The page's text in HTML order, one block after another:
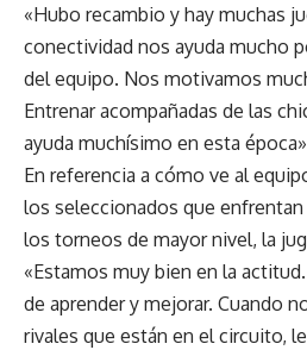
«Hubo recambio y hay muchas
conectividad nos ayuda mucho
del equipo. Nos motivamos
Entrenar acompañadas de las
ayuda muchísimo en esta
En referencia a cómo ve al
los seleccionados que
los torneos de mayor nivel, la
«Estamos muy bien en la
de aprender y mejorar. Cuando
rivales que están en el circuito,